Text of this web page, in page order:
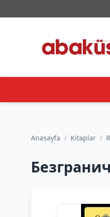
Anasayfa / Kitaplar /